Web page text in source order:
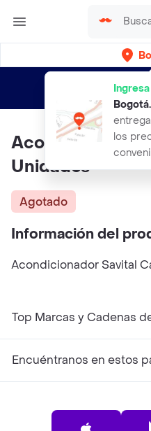
Bogotá.
los
envíos gratis
Acondicionador
Unidades
Agotado
Información del
Acondicionador Savital
Top Marcas y Cadenas
Encuéntranos en estos